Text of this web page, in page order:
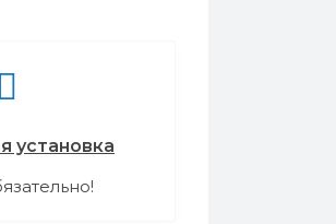
установка